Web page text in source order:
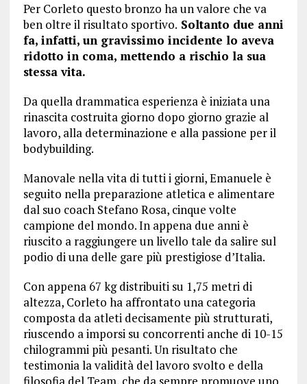
Per Corleto questo bronzo ha un valore che va
ben oltre il risultato sportivo. Soltanto due anni
fa, infatti, un gravissimo incidente lo aveva
ridotto in coma, mettendo a rischio la sua
stessa vita.
Da quella drammatica esperienza è iniziata una
rinascita costruita giorno dopo giorno grazie al
lavoro, alla determinazione e alla passione per il
bodybuilding.
Manovale nella vita di tutti i giorni, Emanuele è
seguito nella preparazione atletica e alimentare
dal suo coach Stefano Rosa, cinque volte
campione del mondo. In appena due anni è
riuscito a raggiungere un livello tale da salire sul
podio di una delle gare più prestigiose d’Italia.
Con appena 67 kg distribuiti su 1,75 metri di
altezza, Corleto ha affrontato una categoria
composta da atleti decisamente più strutturati,
riuscendo a imporsi su concorrenti anche di 10-15
chilogrammi più pesanti. Un risultato che
testimonia la validità del lavoro svolto e della